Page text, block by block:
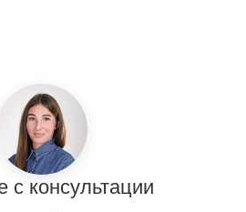
с консультации